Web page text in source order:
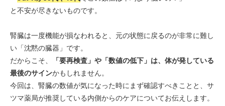
と不安が尽きないものです。
腎臓は一度機能が損なわれると、元の状態に戻るのが非常に難し
い「沈黙の臓器」です。
だからこそ、
「要再検査」や「数値の低下」は、体が発している
最後のサインかもしれません。
今回は、腎臓の数値が気になった時にまず確認すべきことと、サ
ツマ薬局が推奨している内側からのケアについてお伝えします。